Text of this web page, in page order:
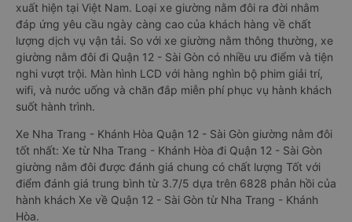
xuất hiện tại Việt Nam. Loại xe giường nằm đôi ra đời nhằm
đáp ứng yêu cầu ngày càng cao của khách hàng về chất
lượng dịch vụ vận tải. So với xe giường nằm thông thường, xe
giường nằm đôi đi Quận 12 - Sài Gòn có nhiều ưu điểm và tiện
nghi vượt trội. Màn hình LCD với hàng nghìn bộ phim giải trí,
wifi, và nước uống và chăn đắp miễn phí phục vụ hành khách
suốt hành trình.
Xe Nha Trang - Khánh Hòa Quận 12 - Sài Gòn giường nằm đôi
tốt nhất: Xe từ Nha Trang - Khánh Hòa đi Quận 12 - Sài Gòn
giường nằm đôi được đánh giá chung có chất lượng Tốt với
điểm đánh giá trung bình từ 3.7/5 dựa trên 6828 phản hồi của
hành khách Xe về Quận 12 - Sài Gòn từ Nha Trang - Khánh
Hòa.